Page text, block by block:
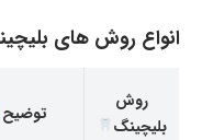
انواع روش های
روش
بلیچینگ
توضیح